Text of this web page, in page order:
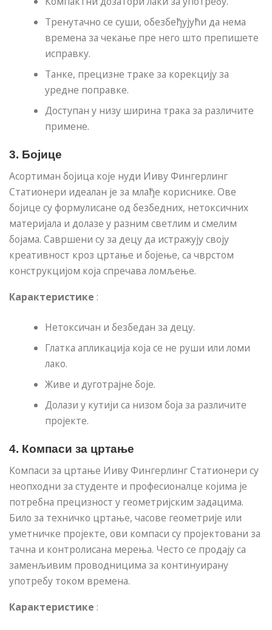
Тренутачно се суши, обезбеђујући да нема
времена за чекање пре него што препишете
исправку.
Танке, прецизне траке за корекцију за
уредне поправке.
Доступан у низу ширина трака за различите
примене.
3. Бојице
Асортиман бојица које нуди Ииву Фингерлинг
Статионери идеалан је за млађе кориснике. Ове
бојице су формулисане од безбедних, нетоксичних
материјала и долазе у разним светлим и смелим
бојама. Савршени су за децу да истражују своју
креативност кроз цртање и бојење, са чврстом
конструкцијом која спречава ломљење.
Карактеристике :
Нетоксичан и безбедан за децу.
Глатка апликација која се не руши или ломи
лако.
Живе и дуготрајне боје.
Долази у кутији са низом боја за различите
пројекте.
4. Компаси за цртање
Компаси за цртање Ииву Фингерлинг Статионери су
неопходни за студенте и професионалце којима је
потребна прецизност у геометријским задацима.
Било за техничко цртање, часове геометрије или
уметничке пројекте, ови компаси су пројектовани за
тачна и контролисана мерења. Често се продају са
заменљивим проводницима за континуирану
употребу током времена.
Карактеристике :